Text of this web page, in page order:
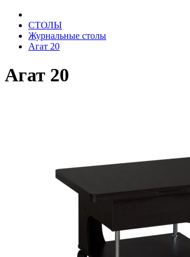
СТОЛЫ
Журнальные столы
Агат 20
Агат 20